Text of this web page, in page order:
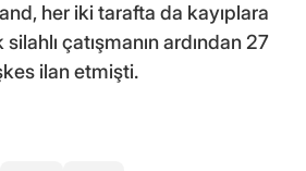
her iki tarafta da kayıplara
çatışmanın ardından 27
ilan etmişti.